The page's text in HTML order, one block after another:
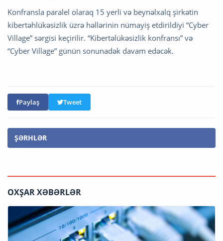
Konfransla paralel olaraq 15 yerli və beynəlxalq şirkətin
kibertəhlükəsizlik üzrə həllərinin nümayiş etdirildiyi “Cyber
Village” sərgisi keçirilir. “Kibertəlükəsizlik konfransı” və
“Cyber Village” günün sonunadək davam edəcək.
Paylaş Tweet
ŞƏRHLƏR
OXŞAR XƏBƏRLƏR